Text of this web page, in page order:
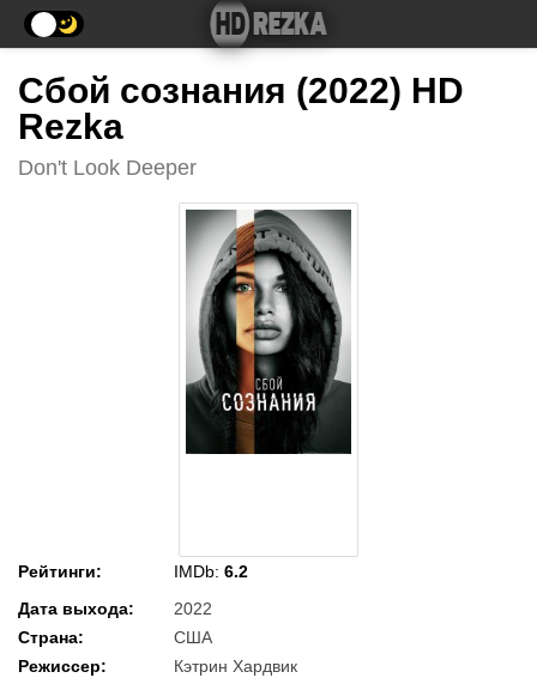
Сбой сознания (2022) HD
Rezka
Don't Look Deeper
Рейтинги: IMDb: 6.2
Дата выхода:
2022
Страна:
США
Режиссер:
Кэтрин Хардвик